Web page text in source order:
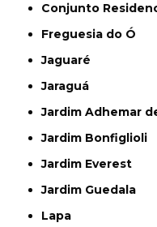
Conjunto
Freguesia do Ó
Jaguaré
Jaraguá
Jardim Adhemar
Jardim Bonfiglioli
Jardim Everest
Jardim Guedala
Lapa